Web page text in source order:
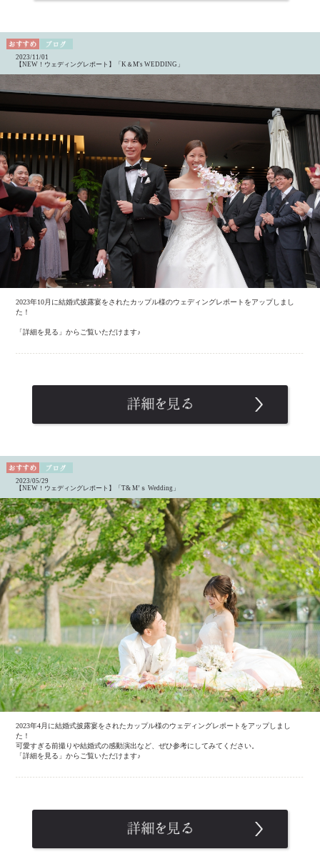
2023/11/01
【NEW！ウェディングレポート】「K＆M's WEDDING」
2023年10月に結婚式披露宴をされたカップル様のウェディングレポートをアップしまし
た！
「詳細を見る」からご覧いただけます♪
2023/05/29
【NEW！ウェディングレポート】「T& M’ｓ Wedding」
2023年4月に結婚式披露宴をされたカップル様のウェディングレポートをアップしまし
た！
可愛すぎる前撮りや結婚式の感動演出など、ぜひ参考にしてみてください。
「詳細を見る」からご覧いただけます♪